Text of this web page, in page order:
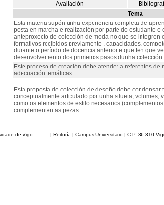
Avaliación
Tema
Esta materia supón unha experiencia completa de
posta en marcha e realización por parte do estudante e
anteproxecto de colección de moda no que se integren
formativos recibidos previamente , capacidades,
durante o período de docencia anterior e que ten que
desenvolvemento dos primeiros pasos dunha colección
Este proceso de creación debe atender a referentes de
adecuación temáticas.
Esta proposta de colección de deseño debe condensar
conceptualmente articulado por unha silueta, volumes,
como os elementos de estilo necesarios
complementen as pezas.
de Vigo| Reitoría | Campus Universitario | C.P. 36.310 Vigo